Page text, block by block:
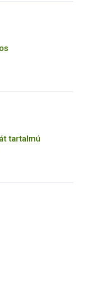
tartalmú